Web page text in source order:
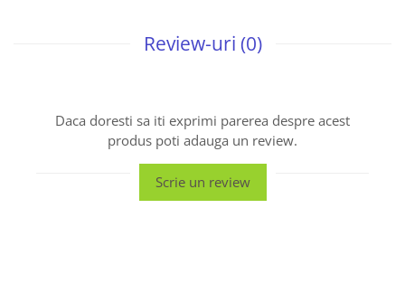
Review-uri (0)
Daca doresti sa iti exprimi parerea despre acest
produs poti adauga un review.
Scrie un review